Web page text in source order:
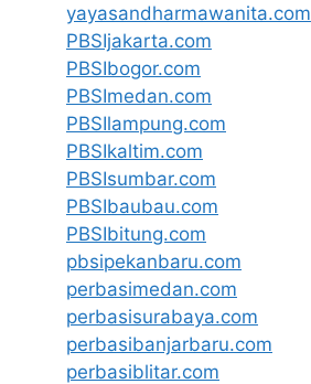
yayasandharmawanita.com
PBSIjakarta.com
PBSIbogor.com
PBSImedan.com
PBSIlampung.com
PBSIkaltim.com
PBSIsumbar.com
PBSIbaubau.com
PBSIbitung.com
pbsipekanbaru.com
perbasimedan.com
perbasisurabaya.com
perbasibanjarbaru.com
perbasiblitar.com